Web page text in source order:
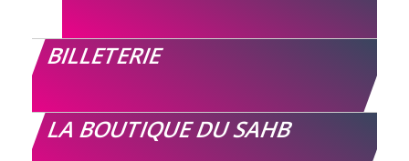
BILLETERIE
LA BOUTIQUE DU SAHB